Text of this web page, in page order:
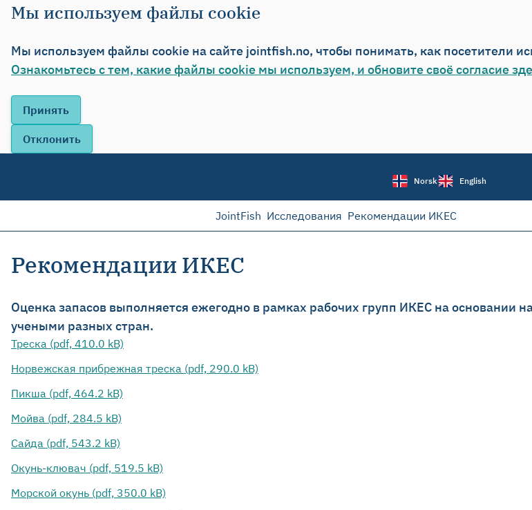
Мы используем файлы cookie
Мы используем файлы cookie на сайте jointfish.no, чтобы понимать, как посетители
Ознакомьтесь с тем, какие файлы cookie мы используем, и обновите своё согласие
Norsk English
JointFish Исследования Рекомендации ИКЕС
Рекомендации ИКЕС
Оценка запасов выполняется ежегодно в рамках рабочих групп ИКЕС на
учеными разных стран.
Треска (pdf, 410.0 kB)
Норвежская прибрежная треска (pdf, 290.0 kB)
Пикша (pdf, 464.2 kB)
Мойва (pdf, 284.5 kB)
Сайда (pdf, 543.2 kB)
Окунь-клювач (pdf, 519.5 kB)
Морской окунь (pdf, 350.0 kB)